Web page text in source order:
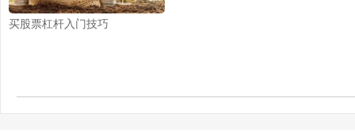
买股票杠杆入门技巧